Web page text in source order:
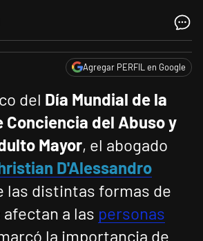
Agregar PERFIL en Google
del Día Mundial de la
Conciencia del Abuso y
Mayor, el abogado
D'Alessandro
las distintas formas de
afectan a las personas
la importancia de